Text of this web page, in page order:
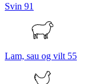
Svin 91
Lam, sau og vilt 55